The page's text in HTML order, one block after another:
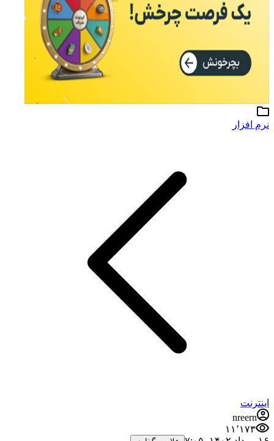
نرم افزار
اینترنت
nreern
۱۱٬۱۷۳